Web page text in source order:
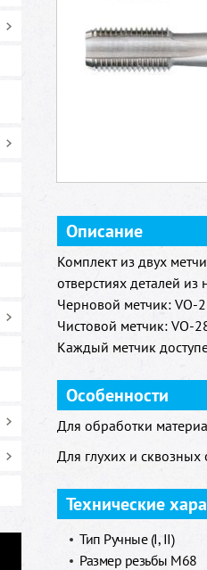
Описание
Комплект из двух
отверстиях деталей
Черновой метчик: VO-
Чистовой метчик: VO-
Каждый метчик
Особенности
Для обработки
Для глухих и сквозных
Технические
Тип Ручные (I, II)
Размер резьбы M68